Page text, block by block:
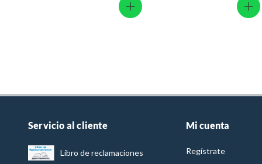
Servicio al cliente
Libro de reclamaciones
Mi cuenta
Regístrate